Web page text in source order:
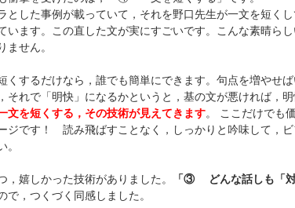
とした事例が載っていて，それを野口先生が一文を短く
います。この直した文が実にすごいです。こんな素晴ら
ません。
くするだけなら，誰でも簡単にできます。句点を増やせば
それで「明快」になるかというと，基の文が悪ければ，明
文を短くする，その技術が見えてきます。 ここだけでも
ジです！ 読み飛ばすことなく，しっかりと吟味して，
。
，嬉しかった技術がありました。 「③ どんな話しも「対
で，つくづく同感しました。